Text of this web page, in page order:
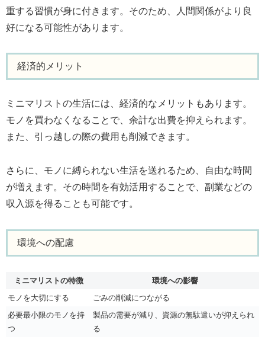
重する習慣が身に付きます。そのため、人間関係がより良
好になる可能性があります。
経済的メリット
ミニマリストの生活には、経済的なメリットもあります。
モノを買わなくなることで、余計な出費を抑えられます。
また、引っ越しの際の費用も削減できます。
さらに、モノに縛られない生活を送れるため、自由な時間
が増えます。その時間を有効活用することで、副業などの
収入源を得ることも可能です。
環境への配慮
ミニマリストの特徴
環境への影響
モノを大切にする
ごみの削減につながる
必要最小限のモノを持
つ
製品の需要が減り、資源の無駄遣いが抑えられ
る